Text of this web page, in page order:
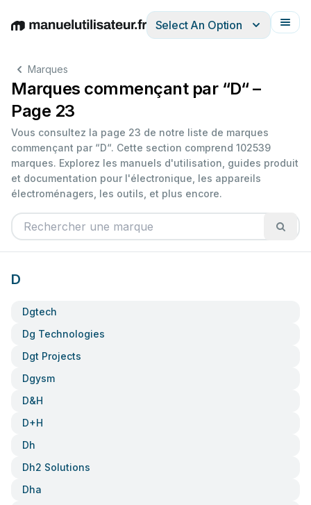
EnglishDeutschEspañolItalianoFrançais
Select An Option
Marques
Marques commençant par “D“ –
Page 23
Vous consultez la page 23 de notre liste de marques
commençant par “D“. Cette section comprend 102539
marques. Explorez les manuels d'utilisation, guides produit
et documentation pour l'électronique, les appareils
électroménagers, les outils, et plus encore.
D
Dgtech
Dg Technologies
Dgt Projects
Dgysm
D&h
D+h
Dh
Dh2 Solutions
Dha